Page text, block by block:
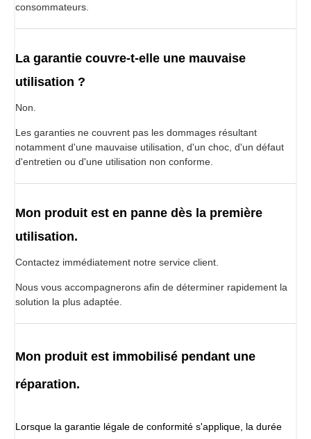
consommateurs.
La garantie couvre-t-elle une mauvaise
utilisation ?
Non.
Les garanties ne couvrent pas les dommages résultant
notamment d'une mauvaise utilisation, d'un choc, d'un défaut
d'entretien ou d'une utilisation non conforme.
Mon produit est en panne dès la première
utilisation.
Contactez immédiatement notre service client.
Nous vous accompagnerons afin de déterminer rapidement la
solution la plus adaptée.
Mon produit est immobilisé pendant une
réparation.
Lorsque la garantie légale de conformité s'applique, la durée